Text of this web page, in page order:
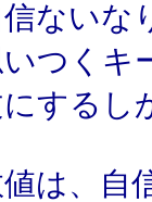
ないな
つくキ
するし
は、自